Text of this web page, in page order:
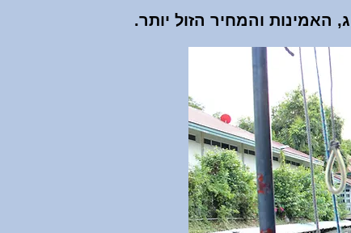
האמינות והמחיר הזול יותר.